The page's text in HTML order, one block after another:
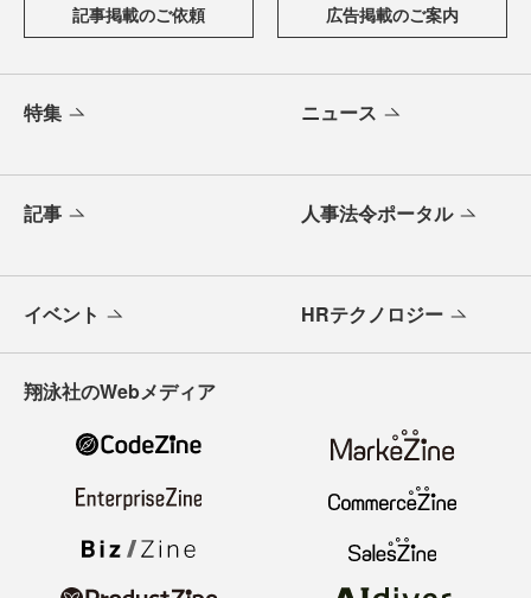
記事掲載のご依頼 広告掲載のご案内
特集 ニュース
記事 人事法令ポータル
イベント HRテクノロジー
翔泳社のWebメディア